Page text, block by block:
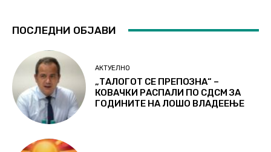
ПОСЛЕДНИ ОБЈАВИ
АКТУЕЛНО
„ТАЛОГОТ СЕ ПРЕПОЗНА“ –
КОВАЧКИ РАСПАЛИ ПО СДСМ ЗА
ГОДИНИТЕ НА ЛОШО ВЛАДЕЕЊЕ